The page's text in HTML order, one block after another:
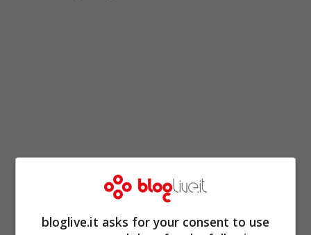
bloglive.it asks for your consent to use